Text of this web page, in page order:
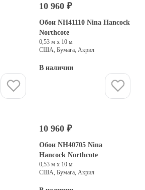
10 960 ₽
Обои NH41110 Nina Hancock
Northcote
0,53 м х 10 м
США, Бумага, Акрил
В наличии
10 960 ₽
Обои NH40705 Nina
Hancock Northcote
0,53 м х 10 м
США, Бумага, Акрил